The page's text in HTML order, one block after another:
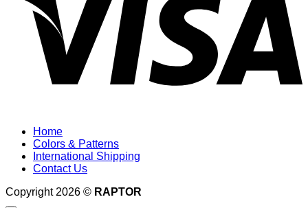
Home
Colors & Patterns
International Shipping
Contact Us
Copyright 2026 © RAPTOR